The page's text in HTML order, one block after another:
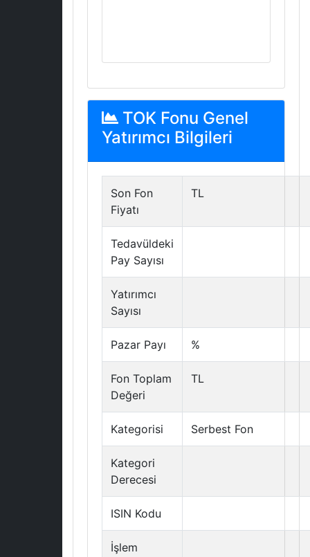
TOK Fonu Genel
Yatırımcı Bilgileri
Son Fon
Fiyatı
TL
Tedavüldeki
Pay Sayısı
Yatırımcı
Sayısı
Pazar Payı %
Fon Toplam
Değeri
TL
Kategorisi Serbest Fon
Kategori
Derecesi
ISIN Kodu
İşlem